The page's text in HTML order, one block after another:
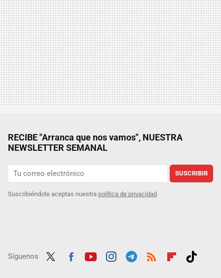
RECIBE "Arranca que nos vamos", NUESTRA
NEWSLETTER SEMANAL
SUSCRIBIR
Suscribiéndote aceptas nuestra política de privacidad
Síguenos